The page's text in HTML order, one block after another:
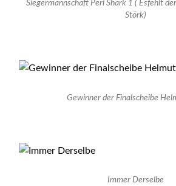
Siegermannschaft Peri Shark 1 ( Esfehlt
Störk)
Gewinner der Finalscheibe
Immer Derselbe